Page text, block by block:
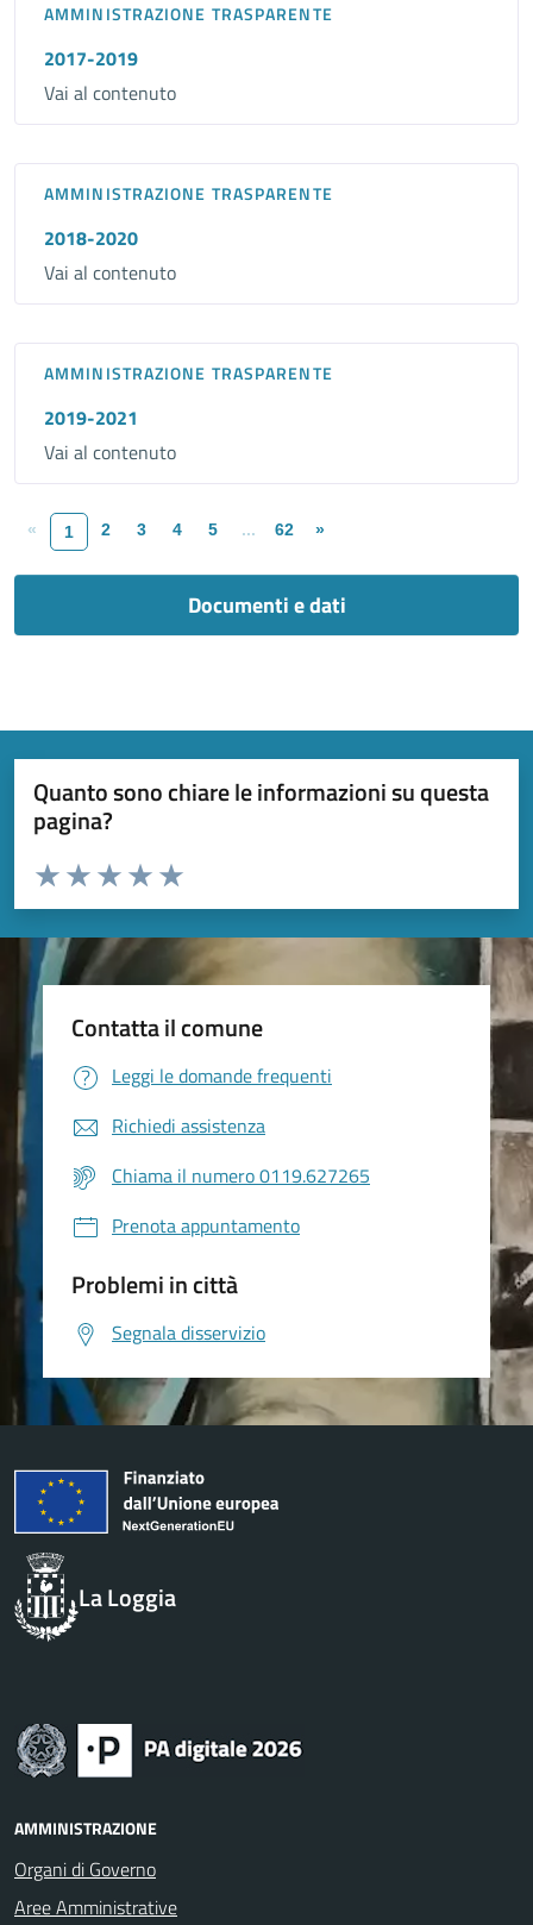
AMMINISTRAZIONE TRASPARENTE
2017-2019
Vai al contenuto
AMMINISTRAZIONE TRASPARENTE
2018-2020
Vai al contenuto
AMMINISTRAZIONE TRASPARENTE
2019-2021
Vai al contenuto
« 1 2 3 4 5 ... 62 »
Documenti e dati
Quanto sono chiare le informazioni su questa
pagina?
Valuta da 1 a 5 stelle la pagina
Valuta 5 stelle su 5
Valuta 4 stelle su 5
Valuta 3 stelle su 5
Valuta 2 stelle su 5
Valuta 1 stelle su 5
Contatta il comune
Leggi le domande frequenti
Richiedi assistenza
Chiama il numero 0119.627265
Prenota appuntamento
Problemi in città
Segnala disservizio
La Loggia
AMMINISTRAZIONE
Organi di Governo
Aree Amministrative